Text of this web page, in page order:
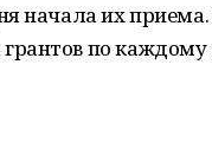
начала их
по